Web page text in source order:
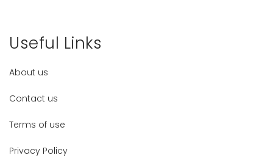
Useful Links
About us
Contact us
Terms of use
Privacy Policy